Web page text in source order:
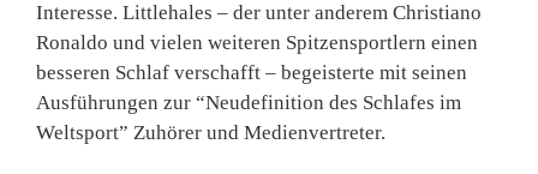
Interesse. Littlehales – der unter anderem Christiano
Ronaldo und vielen weiteren Spitzensportlern einen
besseren Schlaf verschafft – begeisterte mit seinen
Ausführungen zur “Neudefinition des Schlafes im
Weltsport” Zuhörer und Medienvertreter.